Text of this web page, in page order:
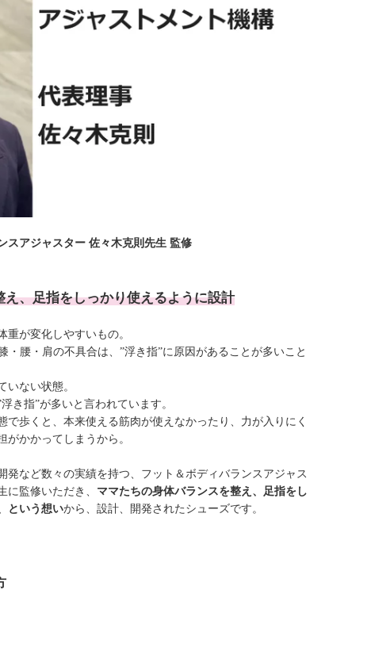
スアジャスター 佐々木克則先生 監修
、足指をしっかり使えるように設計
が変化しやすいもの。
・腰・肩の不具合は、”浮き指”に原因があることが多いこと
いない状態。
き指”が多いと言われています。
で歩くと、本来使える筋肉が使えなかったり、力が入りにく
がかかってしまうから。
など数々の実績を持つ、フット＆ボディバランスアジャス
に監修いただき、 ママたちの身体バランスを整え、足指をし
という想いから、設計、開発されたシューズです。